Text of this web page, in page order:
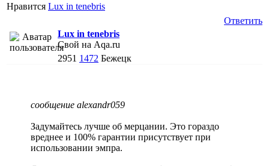
Нравится Lux in tenebris
Ответить
Lux in tenebris
Свой на Aqa.ru
2951 1472 Бежецк
сообщение alexandr059
Задумайтесь лучше об мерцании. Это гораздо
вреднее и 100% гарантии присутствует при
использовании эмпра.